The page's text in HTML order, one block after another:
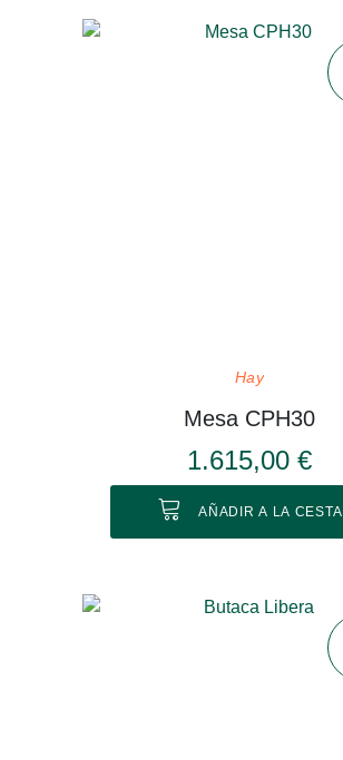
Hay
Mesa CPH30
1.615,00 €
AÑADIR A LA CESTA